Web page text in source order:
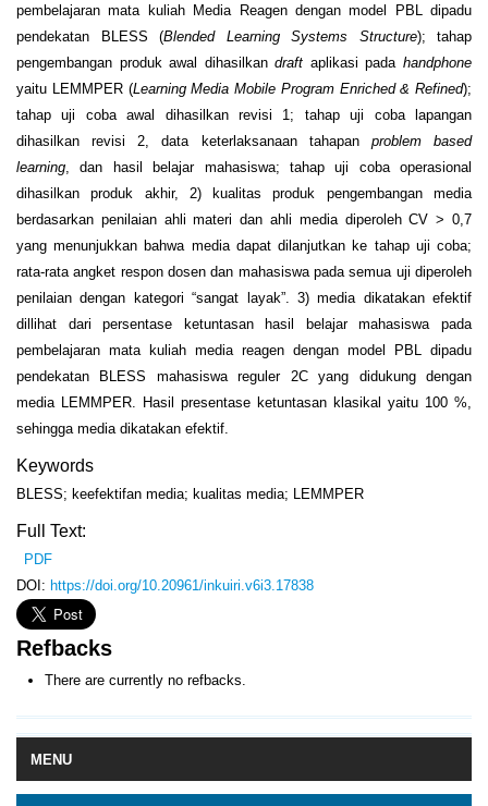
MENU
pembelajaran mata kuliah Media Reagen dengan model PBL dipadu
pendekatan BLESS (Blended Learning Systems Structure); tahap
pengembangan produk awal dihasilkandraft aplikasi padahandphone
yaitu LEMMPER (Learning Media Mobile Program Enriched & Refined);
tahap uji coba awal dihasilkan revisi 1; tahap uji coba lapangan
dihasilkan revisi 2, data keterlaksanaan tahapan problem based
learning , dan hasil belajar mahasiswa; tahap uji coba operasional
dihasilkan produk akhir, 2) kualitas produk pengembangan media
berdasarkan penilaian ahli materi dan ahli media diperoleh CV > 0,7
yang menunjukkan bahwa media dapat dilanjutkan ke tahap uji coba;
rata-rata angket respon dosen dan mahasiswa pada semua uji diperoleh
penilaian dengan kategori “sangat layak”. 3) media dikatakan efektif
dillihat dari persentase ketuntasan hasil belajar mahasiswa pada
pembelajaran mata kuliah media reagen dengan model PBL
dipadu
pendekatan BLESS mahasiswa reguler 2C yang didukung dengan
media LEMMPER. Hasil presentase ketuntasan klasikal yaitu 100 %,
sehingga media dikatakan efektif.
Keywords
BLESS; keefektifan media; kualitas media; LEMMPER
Full Text:
PDF
DOI: https://doi.org/10.20961/inkuiri.v6i3.17838
Refbacks
There are currently no refbacks.